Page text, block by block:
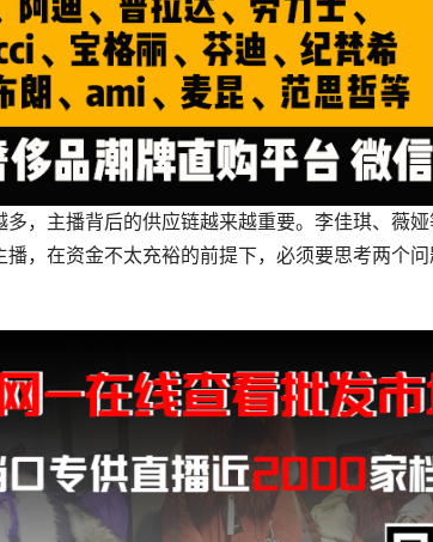
多，主播背后的供应链越来越重要。李佳琪、薇
，在资金不太充裕的前提下，必须要思考两个